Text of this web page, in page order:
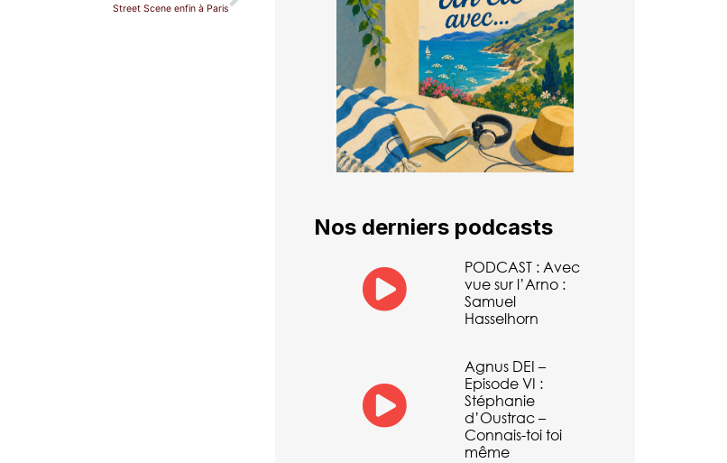
Street Scene enfin à Paris
Nos derniers podcasts
PODCAST : Avec
vue sur l’Arno :
Samuel
Hasselhorn
Agnus DEI –
Episode VI :
Stéphanie
d’Oustrac –
Connais-toi toi
même